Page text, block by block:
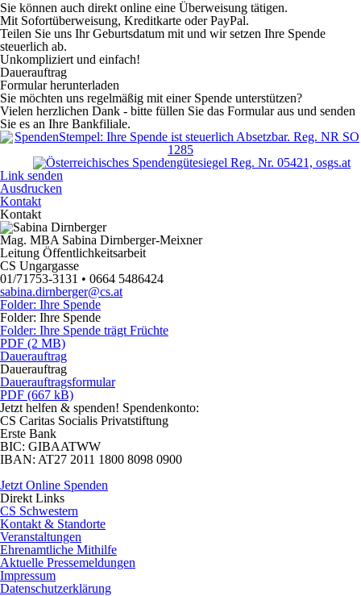
Sie können auch direkt online eine Überweisung tätigen.
Mit Sofortüberweisung, Kreditkarte oder PayPal.
Teilen Sie uns Ihr Geburtsdatum mit und wir setzen Ihre Spende
steuerlich ab.
Unkompliziert und einfach!
Dauerauftrag
Formular herunterladen
Sie möchten uns regelmäßig mit einer Spende unterstützen?
Vielen herzlichen Dank - bitte füllen Sie das Formular aus und senden
Sie es an Ihre Bankfiliale.
Link senden
Ausdrucken
Kontakt
Kontakt
Mag. MBA Sabina Dirnberger-Meixner
Leitung Öffentlichkeitsarbeit
CS Ungargasse
01/71753-3131 • 0664 5486424
sabina.dirnberger@cs.at
Folder: Ihre Spende
Folder: Ihre Spende
Folder: Ihre Spende trägt Früchte
PDF (2 MB)
Dauerauftrag
Dauerauftrag
Dauerauftragsformular
PDF (667 kB)
Jetzt helfen & spenden! Spendenkonto:
CS Caritas Socialis Privatstiftung
Erste Bank
BIC: GIBAATWW
IBAN: AT27 2011 1800 8098 0900
Jetzt Online Spenden
Direkt Links
CS Schwestern
Kontakt & Standorte
Veranstaltungen
Ehrenamtliche Mithilfe
Aktuelle Pressemeldungen
Impressum
Datenschutzerklärung